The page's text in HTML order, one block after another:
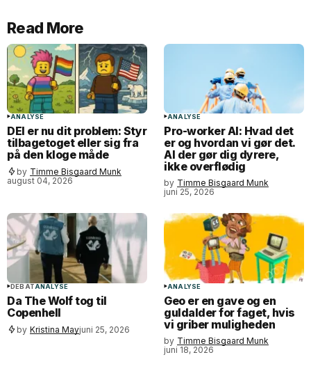
Read More
ANALYSE
DEI er nu dit problem: Styr
tilbagetoget eller sig fra
på den kloge måde
by Timme Bisgaard Munk
august 04, 2026
ANALYSE
Pro-worker AI: Hvad det
er og hvordan vi gør det.
AI der gør dig dyrere,
ikke overflødig
by Timme Bisgaard Munk
juni 25, 2026
DEBATANALYSE
Da The Wolf tog til
Copenhell
by Kristina Mayjuni 25, 2026
ANALYSE
Geo er en gave og en
guldalder for faget, hvis
vi griber muligheden
by Timme Bisgaard Munk
juni 18, 2026